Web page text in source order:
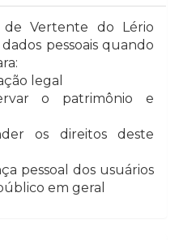
Vertente do Lério
pessoais quando
legal
o patrimônio e
os direitos deste
pessoal dos usuários
em geral